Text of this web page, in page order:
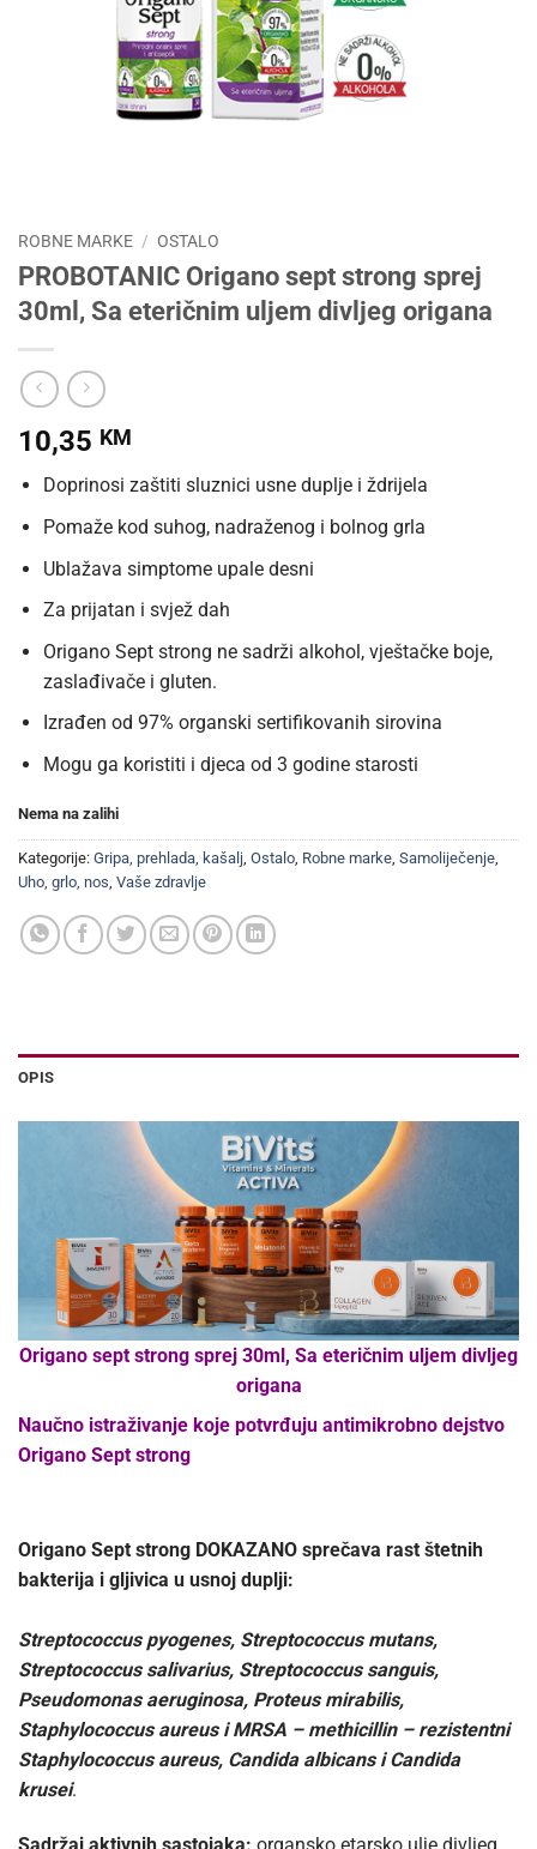
ROBNE MARKE / OSTALO
PROBOTANIC Origano sept strong sprej
30ml, Sa eteričnim uljem divljeg origana
10,35 KM
Doprinosi zaštiti sluznici usne duplje i ždrijela
Pomaže kod suhog, nadraženog i bolnog grla
Ublažava simptome upale desni
Za prijatan i svjež dah
Origano Sept strong ne sadrži alkohol, vještačke boje,
zaslađivače i gluten.
Izrađen od 97% organski sertifikovanih sirovina
Mogu ga koristiti i djeca od 3 godine starosti
Nema na zalihi
Kategorije: Gripa, prehlada, kašalj Ostalo Robne marke Samoliječenje
Uho, grlo, nos Vaše zdravlje
OPIS
Origano sept strong sprej 30ml, Sa eteričnim uljem divljeg
origana
Naučno istraživanje koje potvrđuju antimikrobno dejstvo
Origano Sept strong
Origano Sept strong DOKAZANO sprečava rast štetnih
bakterija i gljivica u usnoj duplji:
Streptococcus pyogenes, Streptococcus mutans,
Streptococcus salivarius, Streptococcus sanguis,
Pseudomonas aeruginosa, Proteus mirabilis,
Staphylococcus aureus i MRSA – methicillin – rezistentni
Staphylococcus aureus, Candida albicans i Candida
krusei.